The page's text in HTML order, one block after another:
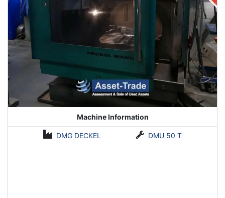
Machine Information
DMG DECKEL DMU 50 T